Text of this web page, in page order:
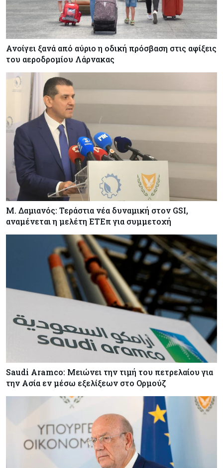
αλλαγές της ευρωπαϊκής νομοθεσίας
Κόσμος 06-08-2026
Ο 24χρονος «Νοστράδαμος» της AI είχε δίκαιο
για όλα. Κι όμως έχασε (σχεδόν) τα πάντα
Κόσμος
Η Ινδία ανεβάζει ταχύτητα στη διάλυση πλοίων
– Στο 35,4% το παγκόσμιο μερίδιό της
Κύπρος
ΠτΔ: Υπεράνω όλων το δημόσιο συμφέρον – Όλα
όσα έγιναν στην τελετή διαβεβαίωσης των
νέων μελών της κυβέρνησης
Ανοίγει ξανά από αύριο η οδική πρόσβαση στις αφίξεις
του αεροδρομίου Λάρνακας
Μ. Δαμιανός: Τεράστια νέα δυναμική στον GSI,
αναμένεται η μελέτη ΕΤΕπ για συμμετοχή
Saudi Aramco: Μειώνει την τιμή του πετρελαίου για
την Ασία εν μέσω εξελίξεων στο Ορμούζ